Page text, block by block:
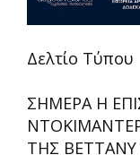
Δελτίο Τύπου
ΣΗΜΕΡΑ Η
ΝΤΟΚΙΜΑΝΤΕΡ
ΤΗΣ BETTANY